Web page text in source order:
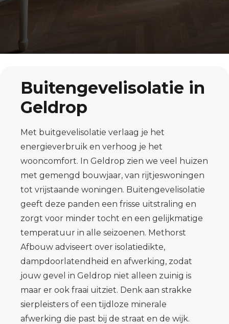
Buitengevelisolatie in
Geldrop
Met buitgevelisolatie verlaag je het
energieverbruik en verhoog je het
wooncomfort. In Geldrop zien we veel huizen
met gemengd bouwjaar, van rijtjeswoningen
tot vrijstaande woningen. Buitengevelisolatie
geeft deze panden een frisse uitstraling en
zorgt voor minder tocht en een gelijkmatige
temperatuur in alle seizoenen. Methorst
Afbouw adviseert over isolatiedikte,
dampdoorlatendheid en afwerking, zodat
jouw gevel in Geldrop niet alleen zuinig is
maar er ook fraai uitziet. Denk aan strakke
sierpleisters of een tijdloze minerale
afwerking die past bij de straat en de wijk.